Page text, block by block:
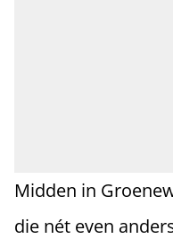
Midden in
die nét even